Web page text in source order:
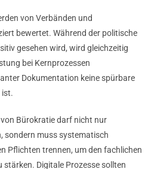
von Verbänden und
bewertet. Während der politische
gesehen wird, wird gleichzeitig
bei Kernprozessen
Dokumentation keine spürbare
ist.
Bürokratie darf nicht nur
sondern muss systematisch
Pflichten trennen, um den fachlichen
stärken. Digitale Prozesse sollten